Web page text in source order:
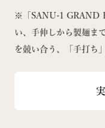
※「SANU-1 GRAND
い、手伸しから製麺ま
を競い合う、「手打ち